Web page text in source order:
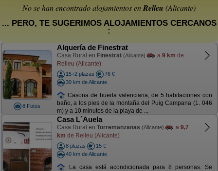
No se han encontrado alojamientos enRelleu (Alicante)
... PERO, TE SUGERIMOS ALOJAMIENTOS CERCANOS
:
8 Fotos
Alquería de Finestrat
Casa Rural en Finestrat (Alicante) a 9 km de
Relleu (Alicante)
15+2 plazas
76 €
30 km de Alicante
Casona de huerta valenciana, de 5 habitaciones con
baño, a los pies de la montaña del Puig Campana (1. 046
m) y a 10 minutos de la playa de ...
Casa L´Auela
Casa Rural en Torremanzanas (Alicante) a 9,7
km de Relleu (Alicante)
8 plazas
15 €
40 km de Alicante
La casa está acondicionada para 8 personas. Se